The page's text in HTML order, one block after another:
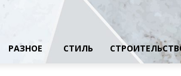
РАЗНОЕ СТИЛЬ